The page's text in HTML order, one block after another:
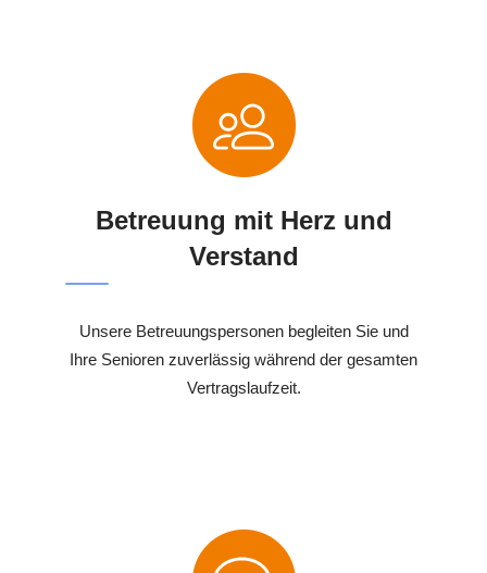
Betreuung mit Herz und
Verstand
Unsere Betreuungspersonen begleiten Sie und
Ihre Senioren zuverlässig während der gesamten
Vertragslaufzeit.